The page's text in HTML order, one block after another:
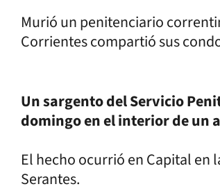
Murió un penitenciario
Corrientes compartió sus
Un sargento del Servicio
domingo en el interior de un
El hecho ocurrió en Capital en
Serantes.